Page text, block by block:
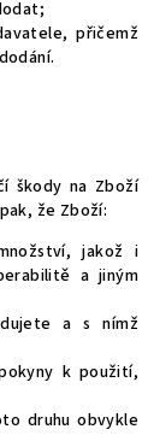
přičemž
škody na Zboží
že Zboží:
jakož i
a jiným
a s nímž
k použití,
druhu obvykle